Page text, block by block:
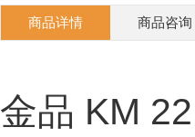
商品详情 商品咨询
金品 KM